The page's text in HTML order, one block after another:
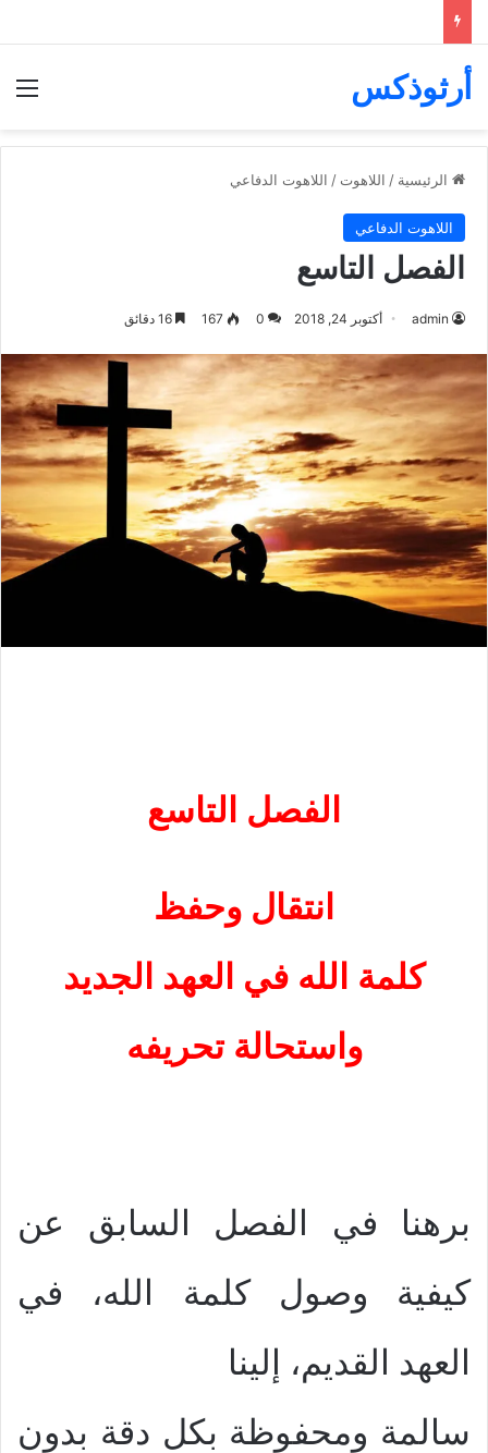
أرثوذكس
الرئيسية / اللاهوت / اللاهوت الدفاعي
اللاهوت الدفاعي
الفصل التاسع
admin أكتوبر 24, 2018 0
167
الفصل التاسع
انتقال وحفظ
كلمة الله في العهد الجديد
واستحالة تحريفه
برهنا في الفصل السابق عن
كيفية وصول كلمة الله، في
العهد القديم، إلينا
سالمة ومحفوظة بكل دقة بدون